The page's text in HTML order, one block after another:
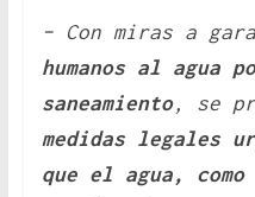
– Con miras a
humanos al agua
saneamiento, se
medidas legales
que el agua,